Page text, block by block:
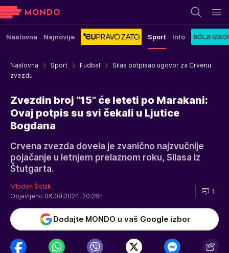
Naslovna Najnovije Sport Info
Naslovna Sport Fudbal
Silas potpisao ugovor za Crvenu
zvezdu
Zvezdin broj "15" će leteti po Marakani:
Ovaj potpis su svi čekali u Ljutice
Bogdana
Crvena zvezda dovela je zvanično najzvučnije
pojačanje u letnjem prelaznom roku, Silasa iz
Štutgarta.
Mladen Šolak
Objavljeno 06.09.2024. 20:26h
1
Dodajte MONDO u vaš Google izbor